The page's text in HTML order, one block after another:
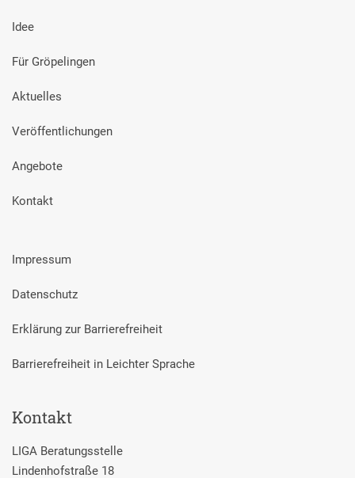
Idee
Für Gröpelingen
Aktuelles
Veröffentlichungen
Angebote
Kontakt
Impressum
Datenschutz
Erklärung zur Barrierefreiheit
Barrierefreiheit in Leichter Sprache
Kontakt
LIGA Beratungsstelle
Lindenhofstraße 18